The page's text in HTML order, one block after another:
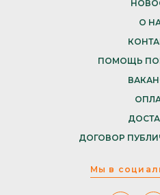
О
ПОМОЩЬ
ДОГОВОР
Мы в